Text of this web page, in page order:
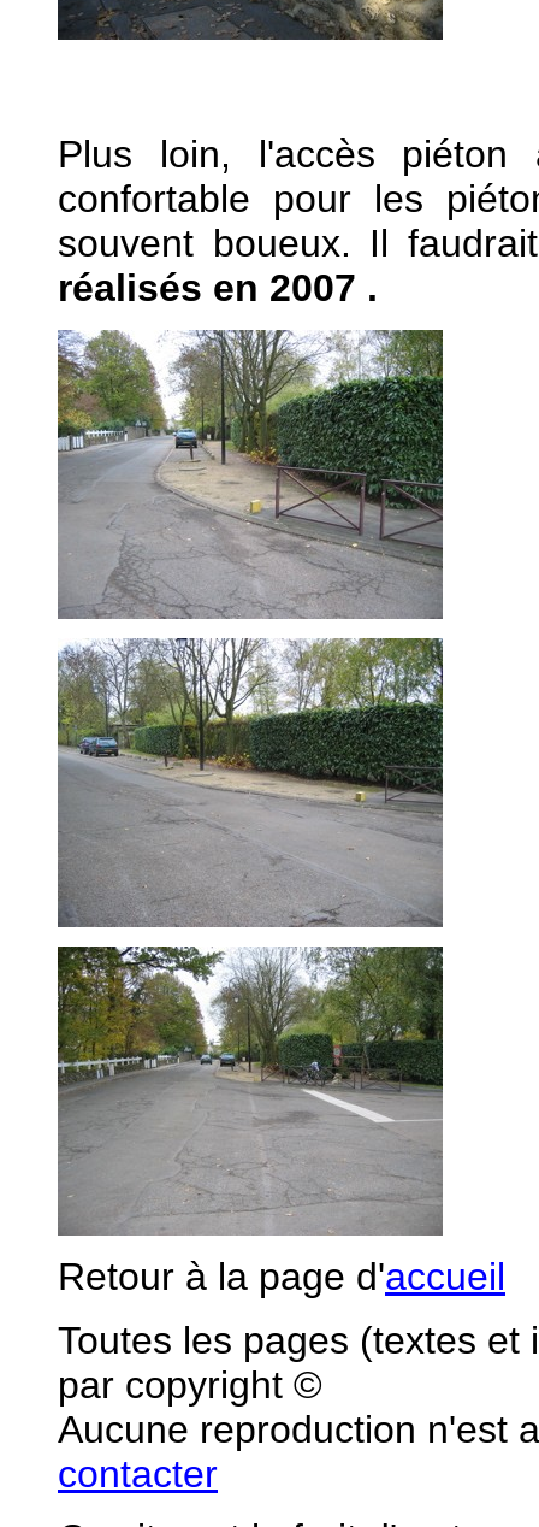
Plus loin, l'accès
confortable pour les
souvent boueux. Il
réalisés en 2007 .
Retour à la page d'accueil
Toutes les pages (textes
par copyright ©
Aucune reproduction n'est
contacter